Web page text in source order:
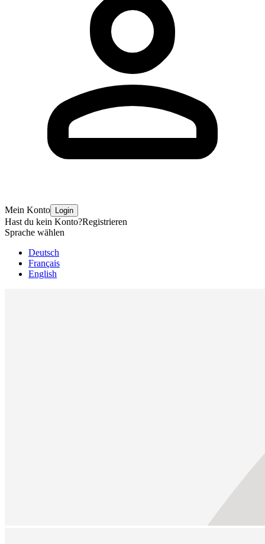
Mein Konto Login
Hast du kein Konto?Registrieren
Sprache wählen
Deutsch
Français
English